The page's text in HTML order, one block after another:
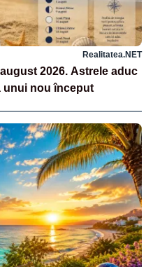
Realitatea.NET
2026. Astrele aduc
unui nou început